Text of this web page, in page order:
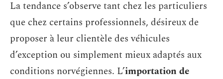
La tendance s’observe tant chez les particuliers
que chez certains professionnels, désireux de
proposer à leur clientèle des véhicules
d’exception ou simplement mieux adaptés aux
conditions norvégiennes. L’importation de